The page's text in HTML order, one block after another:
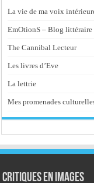
La vie de ma voix
EmOtionS – Blog littéraire
The Cannibal Lecteur
Les livres d’Eve
La lettrie
Mes promenades
Critiques en images